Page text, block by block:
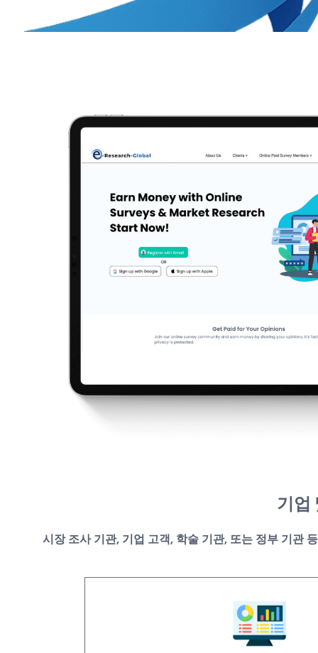
기업
시장 조사 기관, 기업 고객, 학술 기관, 또는 정부 기관